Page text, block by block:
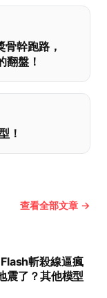
幹跑路，
翻盤！
！
查看全部文章 →
斬殺線逼瘋
震了？其他模型